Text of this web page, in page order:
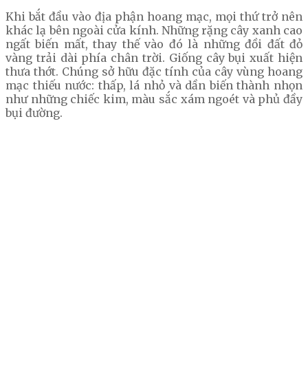
Khi bắt đầu vào địa phận hoang mạc, mọi thứ trở nên
khác lạ bên ngoài cửa kính. Những rặng cây xanh cao
ngất biến mất, thay thế vào đó là những đồi đất đỏ
vàng trải dài phía chân trời. Giống cây bụi xuất hiện
thưa thớt. Chúng sở hữu đặc tính của cây vùng hoang
mạc thiếu nước: thấp, lá nhỏ và dần biến thành nhọn
như những chiếc kim, màu sắc xám ngoét và phủ đầy
bụi đường.